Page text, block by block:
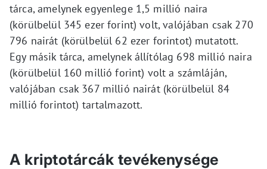
tárca, amelynek egyenlege 1,5 millió naira
(körülbelül 345 ezer forint) volt, valójában csak 270
796 nairát (körülbelül 62 ezer forintot) mutatott.
Egy másik tárca, amelynek állítólag 698 millió naira
(körülbelül 160 millió forint) volt a számláján,
valójában csak 367 millió nairát (körülbelül 84
millió forintot) tartalmazott.
A kriptotárcák tevékenysége